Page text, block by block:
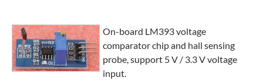
On-board LM393 voltage
comparator chip and hall sensing
probe, support 5 V / 3.3 V voltage
input.